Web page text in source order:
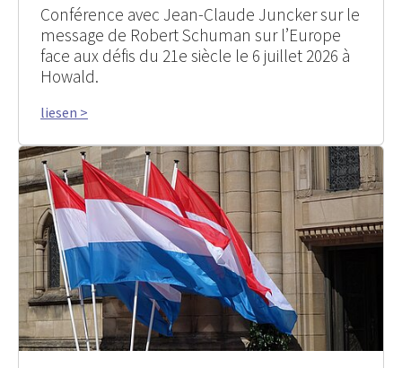
Conférence avec Jean-Claude Juncker sur le
message de Robert Schuman sur l’Europe
face aux défis du 21e siècle le 6 juillet 2026 à
Howald.
liesen >